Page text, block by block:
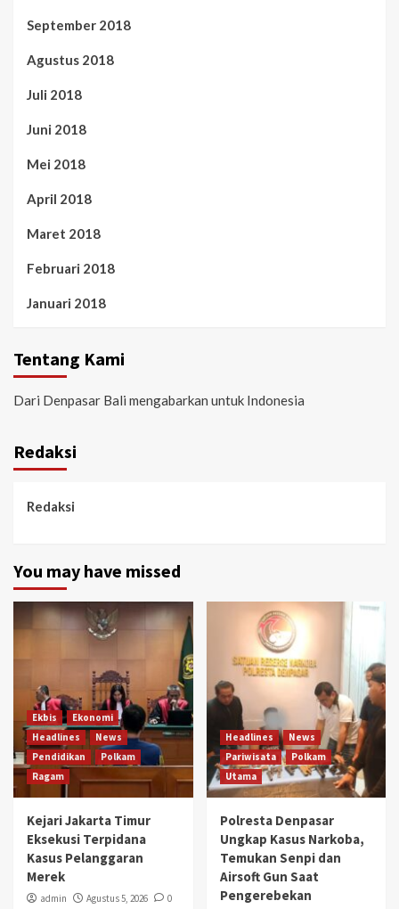
September 2018
Agustus 2018
Juli 2018
Juni 2018
Mei 2018
April 2018
Maret 2018
Februari 2018
Januari 2018
Tentang Kami
Dari Denpasar Bali mengabarkan untuk Indonesia
Redaksi
Redaksi
You may have missed
Ekbis
Ekonomi
Headlines
News
Pendidikan
Polkam
Ragam
Kejari Jakarta Timur
Eksekusi Terpidana
Kasus Pelanggaran
Merek
admin Agustus 5, 2026 0
Headlines
News
Pariwisata
Polkam
Utama
Polresta Denpasar
Ungkap Kasus Narkoba,
Temukan Senpi dan
Airsoft Gun Saat
Pengerebekan